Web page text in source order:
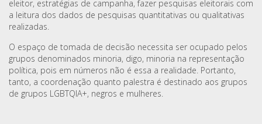
eleitor, estratégias de campanha, fazer pesquisas eleitorais com
a leitura dos dados de pesquisas quantitativas ou qualitativas
realizadas.
O espaço de tomada de decisão necessita ser ocupado pelos
grupos denominados minoria, digo, minoria na representação
política, pois em números não é essa a realidade. Portanto,
tanto, a coordenação quanto palestra é destinado aos grupos
de grupos LGBTQIA+, negros e mulheres.